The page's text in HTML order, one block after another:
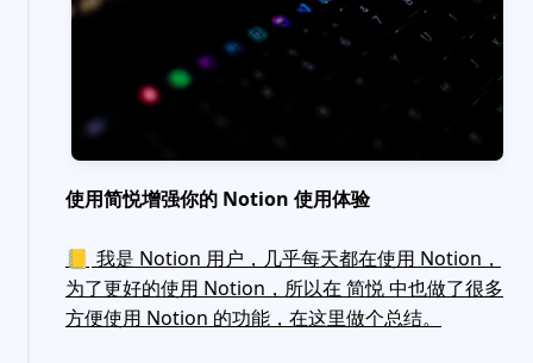
使用简悦增强你的 Notion 使用体验
📒 我是 Notion 用户，几乎每天都在使用 Notion，
为了更好的使用 Notion，所以在 简悦 中也做了很多
方便使用 Notion 的功能，在这里做个总结。